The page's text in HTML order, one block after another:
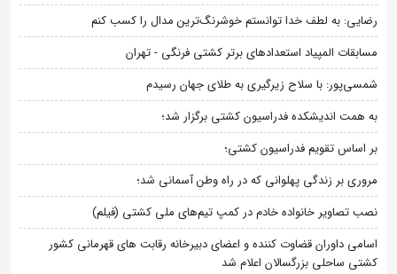
رضایی: به لطف خدا توانستم خوشرنگ‌ترین مدال را کسب کنم
مسابقات المپیاد استعدادهای برتر کشتی فرنگی - تهران
شمسی‌پور: با سلاح زیرگیری به طلای جهان رسیدم
به همت اندیشکده فدراسیون کشتی برگزار شد؛
بر اساس تقویم فدراسیون کشتی؛
مروری بر زندگی پهلوانی که در راه وطن آسمانی شد؛
نصب تصاویر خانواده خادم در کمپ تیم‌های ملی کشتی (فیلم)
اسامی داوران قضاوت کننده و اعضای دبیرخانه رقابت های قهرمانی کشور
کشتی ساحلی بزرگسالان اعلام شد